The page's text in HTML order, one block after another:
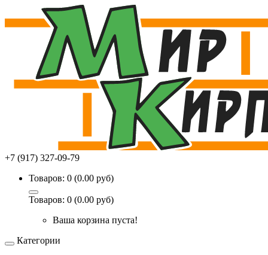
+7 (917) 327-09-79
Товаров: 0 (0.00 руб)
Товаров: 0 (0.00 руб)
Ваша корзина пуста!
Категории